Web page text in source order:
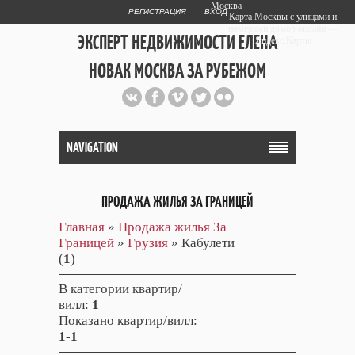
РЕГИСТРАЦИЯ ВХОД
ЭКСПЕРТ НЕДВИЖИМОСТИ ЕЛЕНА
НОВАК МОСКВА ЗА РУБЕЖОМ
Публичный сайт эксперта автора
web дизайнера+7 903 708 1884
NAVIGATION
ПРОДАЖА ЖИЛЬЯ ЗА ГРАНИЦЕЙ
Главная » Продажа жилья За
Границей » Грузия » Кабулети
(1)
В категории квартир/
вилл: 1
Показано квартир/вилл:
1-1
Москва
Карта Москвы с улицами и
Яндекс.Карты